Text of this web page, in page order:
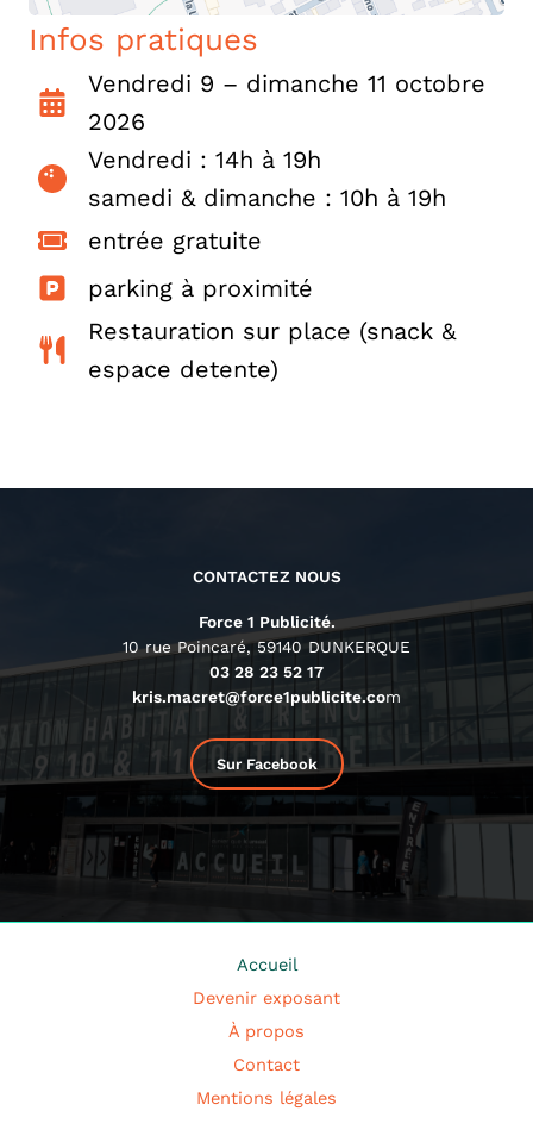
Infos pratiques
Vendredi 9 – dimanche 11 octobre
2026
Vendredi : 14h à 19h
samedi & dimanche : 10h à 19h
entrée gratuite
parking à proximité
Restauration sur place (snack &
espace detente)
CONTACTEZ NOUS
Force 1 Publicité.
10 rue Poincaré, 59140 DUNKERQUE
03 28 23 52 17
kris.macret@force1publicite.com
Sur Facebook
Accueil
Devenir exposant
À propos
Contact
Mentions légales